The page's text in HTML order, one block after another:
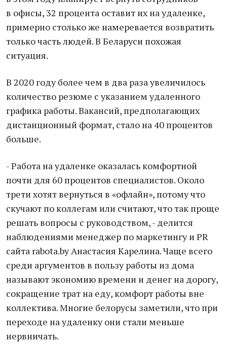
в офисы, 32 процента оставит их на удаленке,
примерно столько же намеревается возвратить
только часть людей. В Беларуси похожая
ситуация.
В 2020 году более чем в два раза увеличилось
количество резюме с указанием удаленного
графика работы. Вакансий, предполагающих
дистанционный формат, стало на 40 процентов
больше.
- Работа на удаленке оказалась комфортной
почти для 60 процентов специалистов. Около
трети хотят вернуться в «офлайн», потому что
скучают по коллегам или считают, что так проще
решать вопросы с руководством, - делится
наблюдениями менеджер по маркетингу и PR
сайта rabota.by Анастасия Карелина. Чаще всего
среди аргументов в пользу работы из дома
называют экономию времени и денег на дорогу,
сокращение трат на еду, комфорт работы вне
коллектива. Многие белорусы заметили, что при
переходе на удаленку они стали меньше
нервничать.